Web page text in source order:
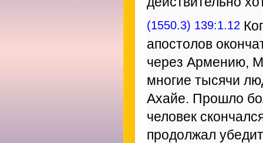
(1550.3) 139:1.12
апостолов
через Армению,
многие тысячи
Ахайе. Прошло
человек
продолжал